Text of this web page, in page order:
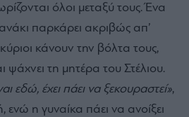
όλοι μεταξύ τους. Ένα
παρκάρει ακριβώς απ’
κάνουν την βόλτα τους,
ψάχνει τη μητέρα του Στέλιου.
εδώ, έχει πάει να ξεκουραστεί»,
η γυναίκα πάει να ανοίξει